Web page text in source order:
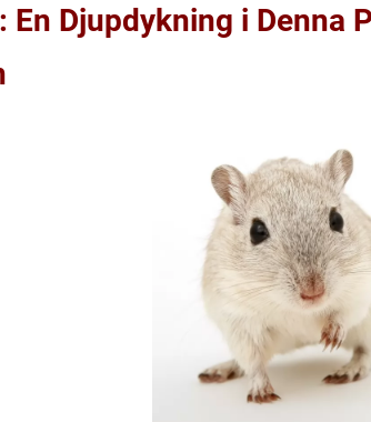
En Djupdykning i Denna